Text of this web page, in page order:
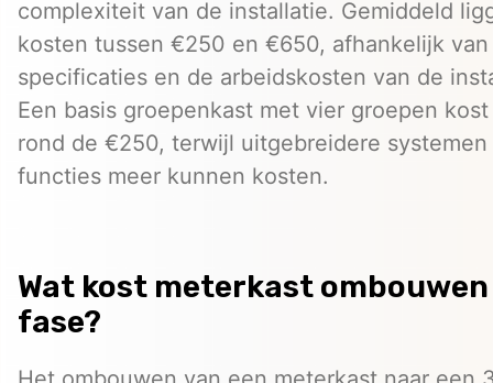
complexiteit van de installatie. Gemiddeld
kosten tussen €250 en €650, afhankelijk
specificaties en de arbeidskosten van de
Een basis groepenkast met vier groepen
rond de €250, terwijl uitgebreidere
functies meer kunnen kosten.
Wat kost meterkast
fase?